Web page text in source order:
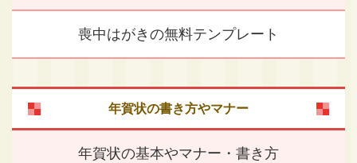
喪中はがきの無料テンプレート
年賀状の書き方やマナー
年賀状の基本やマナー・書き方